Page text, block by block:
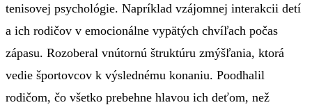
tenisovej psychológie. Napríklad vzájomnej interakcii detí
a ich rodičov v emocionálne vypätých chvíľach počas
zápasu. Rozoberal vnútornú štruktúru zmýšľania, ktorá
vedie športovcov k výslednému konaniu. Poodhalil
rodičom, čo všetko prebehne hlavou ich deťom, než